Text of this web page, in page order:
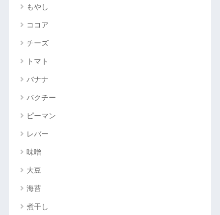
もやし
ココア
チーズ
トマト
バナナ
パクチー
ピーマン
レバー
味噌
大豆
海苔
煮干し